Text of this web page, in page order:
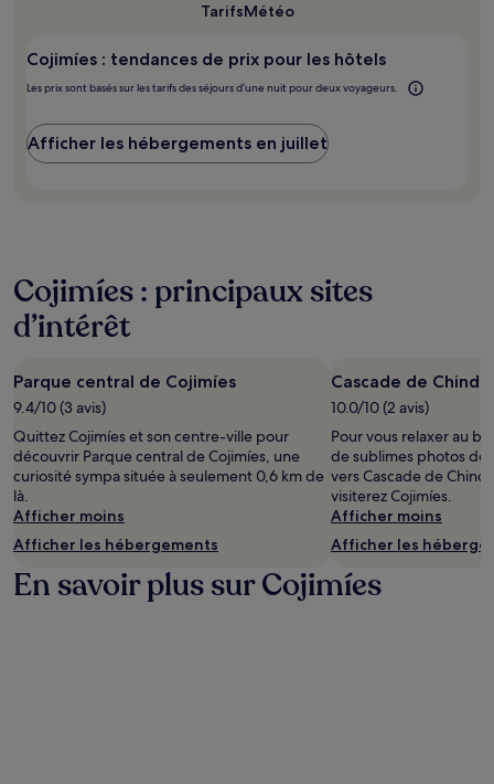
pour
2 adultes.
Les
et
la
disponibilité
conditions
supplémentaires
peuvent
TarifsMétéo
Cojimíes : tendances de prix pour les hôtels
Les prix sont basés sur les tarifs des séjours d’une nuit pour deux voyageurs.
Afficher les hébergements en juillet
Cojimíes : principaux sites
d’intérêt
Parque central de Cojimíes
9.4/10 (3 avis)
Quittez Cojimíes et son centre-ville pour
découvrir Parque central de Cojimíes, une
curiosité sympa située à seulement 0,6 km de
là.
Afficher moins
Afficher les hébergements
Cascade de Chindul
10.0/10 (2 avis)
Pour vous relaxer au
de sublimes photos de
vers Cascade de
visiterez Cojimíes.
Afficher moins
Afficher les
En savoir plus sur Cojimíes